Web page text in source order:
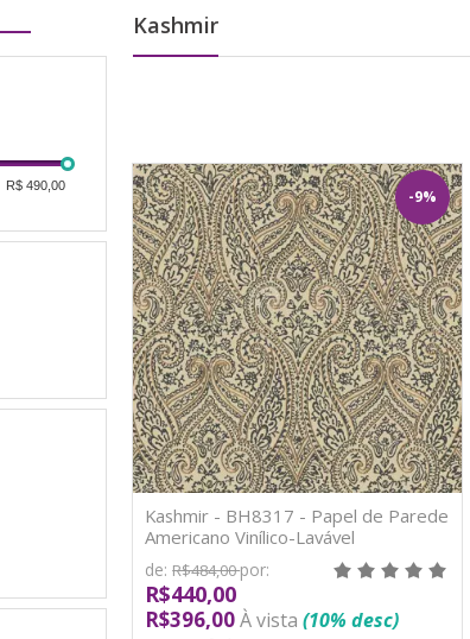
R$ 490,00
Kashmir
-9%
Kashmir - BH8317 - Papel de Parede
Americano Vinílico-Lavável
de: R$484,00por:
R$440,00
R$396,00À vista (10% desc)